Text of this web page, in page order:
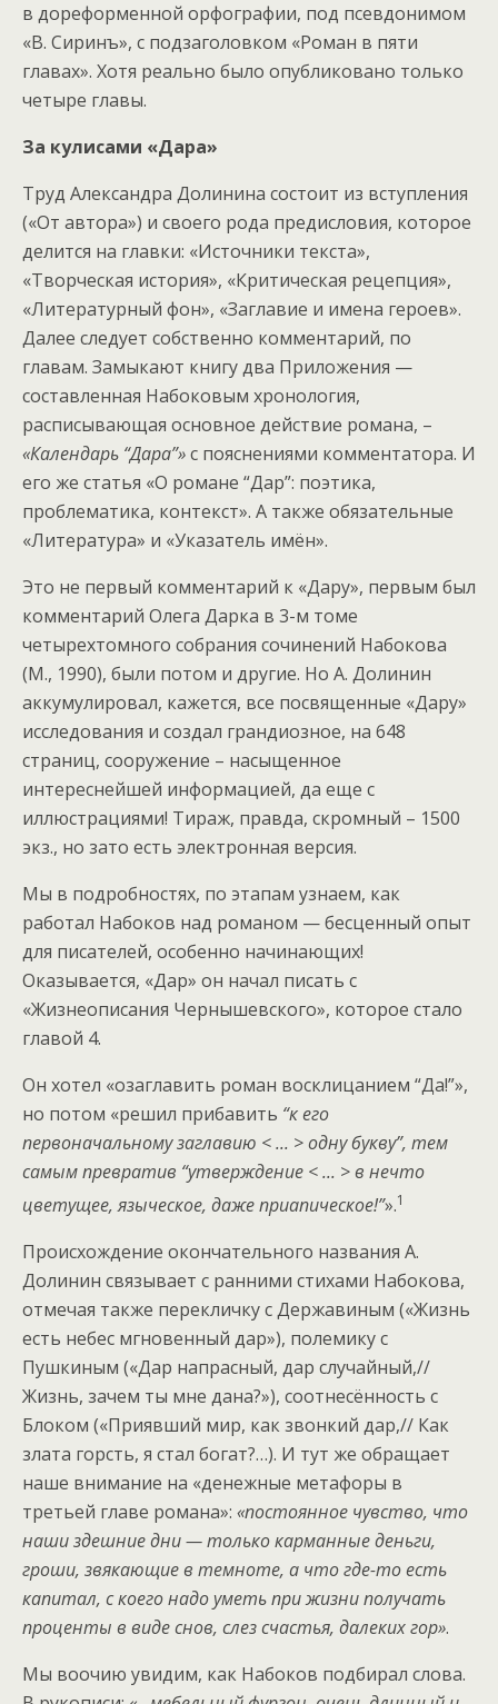
в дореформенной орфографии, под псевдонимом
«В. Сиринъ», с подзаголовком «Роман в пяти
главах». Хотя реально было опубликовано только
четыре главы.
За кулисами «Дара»
Труд Александра Долинина состоит из вступления
(«От автора») и своего рода предисловия, которое
делится на главки: «Источники текста»,
«Творческая история», «Критическая рецепция»,
«Литературный фон», «Заглавие и имена героев».
Далее следует собственно комментарий, по
главам. Замыкают книгу два Приложения —
составленная Набоковым хронология,
расписывающая основное действие романа, –
«Календарь “Дара”»с пояснениями комментатора. И
его же статья «О романе “Дар”: поэтика,
проблематика, контекст». А также обязательные
«Литература» и «Указатель имён».
Это не первый комментарий к «Дару», первым был
комментарий Олега Дарка в 3-м томе
четырехтомного собрания сочинений Набокова
(М., 1990), были потом и другие. Но А. Долинин
аккумулировал, кажется, все посвященные «Дару»
исследования и создал грандиозное, на 648
страниц, сооружение – насыщенное
интереснейшей информацией, да еще с
иллюстрациями! Тираж, правда, скромный – 1500
экз., но зато есть электронная версия.
Мы в подробностях, по этапам узнаем, как
работал Набоков над романом — бесценный опыт
для писателей, особенно начинающих!
Оказывается, «Дар» он начал писать с
«Жизнеописания Чернышевского», которое стало
главой 4.
Он хотел «озаглавить роман восклицанием “Да!”»,
но потом «решил прибавить “к его
первоначальному заглавию < ... > одну букву”, тем
самым превратив “утверждение < ... > в нечто
цветущее, языческое, даже приапическое!”».1
Происхождение окончательного названия А.
Долинин связывает с ранними стихами Набокова,
отмечая также перекличку с Державиным («Жизнь
есть небес мгновенный дар»), полемику с
Пушкиным («Дар напрасный, дар случайный,//
Жизнь, зачем ты мне дана?»), соотнесённость с
Блоком («Приявший мир, как звонкий дар,// Как
злата горсть, я стал богат?…). И тут же обращает
наше внимание на «денежные метафоры в
третьей главе романа»: «постоянное чувство, что
наши здешние дни — только карманные деньги,
гроши, звякающие в темноте, а что где-то есть
капитал, с коего надо уметь при жизни получать
проценты в виде снов, слез счастья, далеких гор».
Мы воочию увидим, как Набоков подбирал слова.